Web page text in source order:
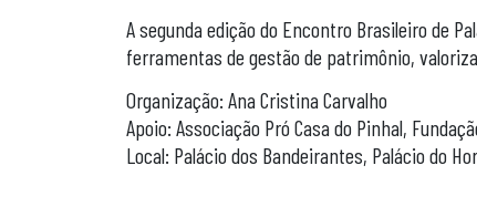
A segunda edição do Encontro Brasileiro de
ferramentas de gestão de patrimônio,
Organização: Ana Cristina Carvalho
Apoio: Associação Pró Casa do Pinhal,
Local: Palácio dos Bandeirantes, Palácio do